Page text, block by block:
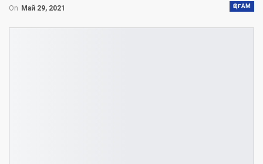
ҚОҒАМ
On Май 29, 2021